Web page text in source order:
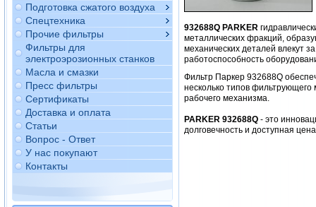
Подготовка сжатого воздуха
Спецтехника
Прочие фильтры
Фильтры для
электроэрозионных станков
Масла и смазки
Пресс фильтры
Сертификаты
Доставка и оплата
Статьи
Вопрос - Ответ
У нас покупают
Контакты
932688Q PARKER
металлических фракций,
механических деталей влекут
работоспособность
Фильтр Паркер 932688Q
несколько типов фильтрующего
рабочего механизма.
PARKER 932688Q- это
долговечность и доступная